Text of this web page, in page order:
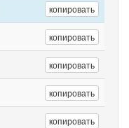
копировать
копировать
копировать
копировать
копировать